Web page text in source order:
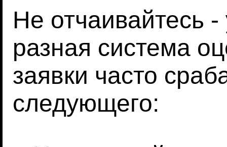
Не отчаивайтесь
разная система
заявки часто
следующего: